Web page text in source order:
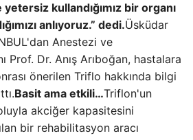
kullandığımız bir organı
anlıyoruz.” dedi.Üsküdar
Anestezi ve
Prof. Dr. Anış Arıboğan, hastalara
önerilen Triflo hakkında bilgi
Basit ama etkili…Triflon'un
akciğer kapasitesini
bir rehabilitasyon aracı